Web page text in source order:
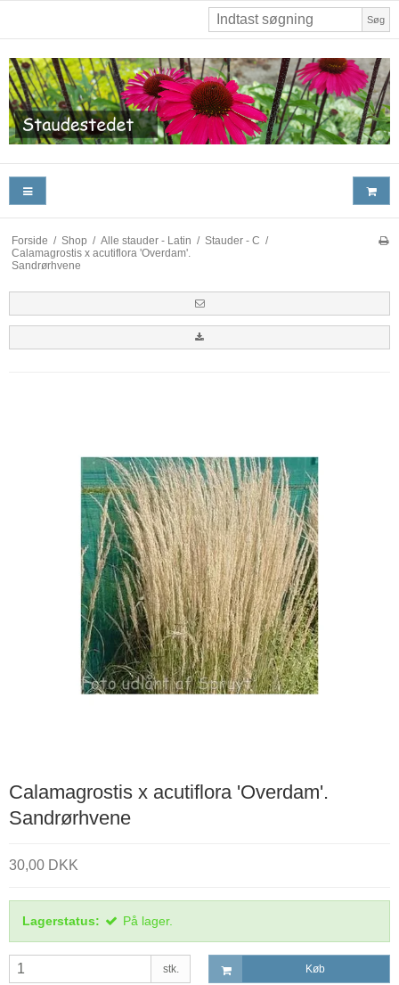
Søg
Forside / Shop / Alle stauder - Latin / Stauder - C /
Calamagrostis x acutiflora 'Overdam'.
Sandrørhvene
Calamagrostis x acutiflora 'Overdam'.
Sandrørhvene
30,00 DKK
Lagerstatus: På lager.
stk. Køb